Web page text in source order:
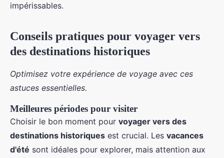
impérissables.
Conseils pratiques pour voyager vers
des destinations historiques
Optimisez votre expérience de voyage avec ces
astuces essentielles.
Meilleures périodes pour visiter
Choisir le bon moment pour voyager vers des
destinations historiques est crucial. Les vacances
d'été sont idéales pour explorer, mais attention aux